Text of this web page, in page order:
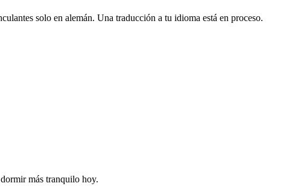
solo en alemán. Una traducción a tu idioma está en proceso.
más tranquilo hoy.